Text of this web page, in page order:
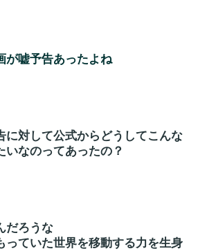
が嘘予告あったよね
に対して公式からどうしてこんな
いなのってあったの？
だろうな
っていた世界を移動する力を生身